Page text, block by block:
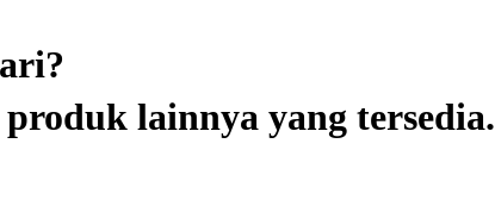
lainnya yang tersedia.